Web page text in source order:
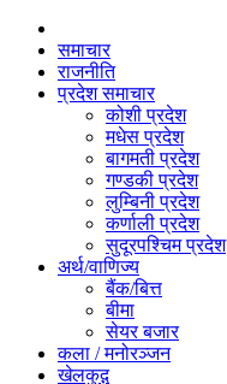
समाचार
राजनीति
प्रदेश समाचार
कोशी प्रदेश
मधेस प्रदेश
बागमती प्रदेश
गण्डकी प्रदेश
लुम्बिनी प्रदेश
कर्णाली प्रदेश
सुदूरपश्चिम प्रदेश
अर्थ/वाणिज्य
बैंक/बित्त
बीमा
सेयर बजार
कला / मनोरञ्जन
खेलकुद़़